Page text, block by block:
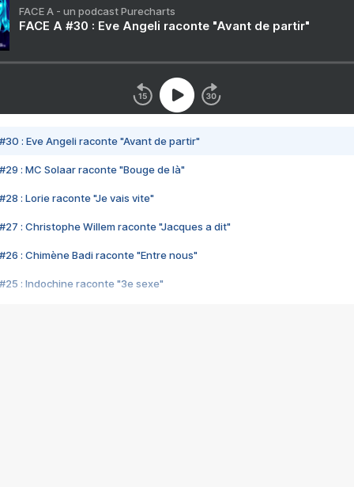
FACE A - un podcast Purecharts
FACE A #30 : Eve Angeli raconte "Avant de partir"
#30 : Eve Angeli raconte "Avant de partir"
#29 : MC Solaar raconte "Bouge de là"
#28 : Lorie raconte "Je vais vite"
#27 : Christophe Willem raconte "Jacques a dit"
#26 : Chimène Badi raconte "Entre nous"
#25 : Indochine raconte "3e sexe"